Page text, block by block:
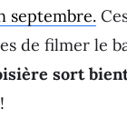
septembre.
de filmer le
sort